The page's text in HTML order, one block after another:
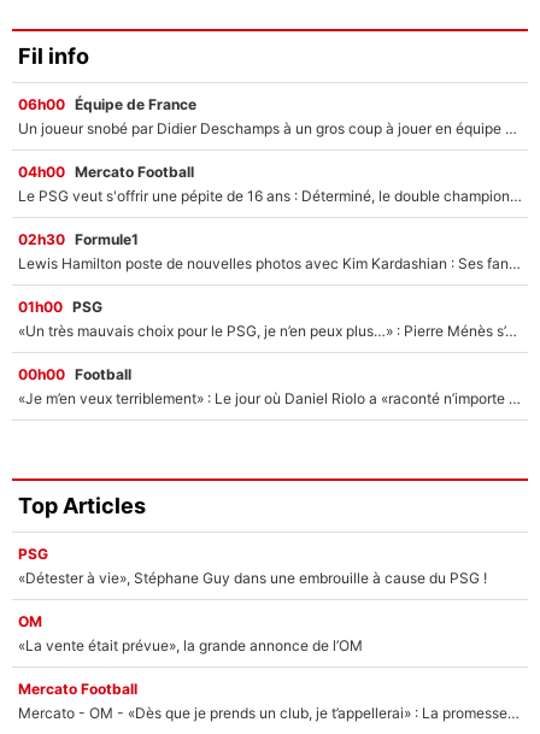
Fil info
06h00 Équipe de France
Un joueur snobé par Didier Deschamps à un gros coup à jouer en équipe de France : Zinedine Zidane a trouvé son numéro 9 ?
04h00 Mercato Football
Le PSG veut s'offrir une pépite de 16 ans : Déterminé, le double champion d'Europe en titre est prêt à lâcher 40M€ pour celui que l'on compare déjà à Vinicius Jr !
02h30 Formule1
Lewis Hamilton poste de nouvelles photos avec Kim Kardashian : Ses fans le voient déjà redevenir champion du monde de F1 grâce à elle !
01h00 PSG
«Un très mauvais choix pour le PSG, je n’en peux plus…» : Pierre Ménès s’est complètement trompé avec Luis Enrique et ces déclarations le prouvent !
00h00 Football
«Je m’en veux terriblement» : Le jour où Daniel Riolo a «raconté n’importe quoi» dans l'After Foot !
Top Articles
PSG
«Détester à vie», Stéphane Guy dans une embrouille à cause du PSG !
OM
«La vente était prévue», la grande annonce de l’OM
Mercato Football
Mercato - OM - «Dès que je prends un club, je t’appellerai» : La promesse de Marcelino au moment de claquer la porte